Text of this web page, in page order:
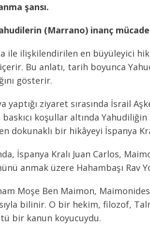
şansı.
(Marrano) inanç
ile ilişkilendirilen en büyüleyici
Bu anlatı, tarih boyunca
gösterir.
yaptığı ziyaret sırasında İsrail
koşullar altında
dokunaklı bir hikâyeyi İspanya
İspanya Kralı Juan Carlos,
anmak üzere Hahambaşı Rav
Moşe Ben Maimon, Maimonides
bilinir. O bir hekim, filozof,
bir kanun koyucuydu.